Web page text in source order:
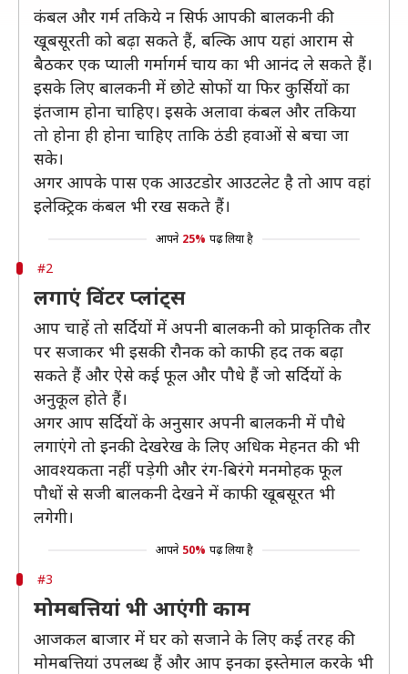
कंबल और गर्म तकिये न सिर्फ आपकी बालकनी की
खूबसूरती को बढ़ा सकते हैं, बल्कि आप यहां आराम से
बैठकर एक प्याली गर्मागर्म चाय का भी आनंद ले सकते हैं।
इसके लिए बालकनी में छोटे सोफों या फिर कुर्सियों का
इंतजाम होना चाहिए। इसके अलावा कंबल और तकिया
तो होना ही होना चाहिए ताकि ठंडी हवाओं से बचा जा
सके।
अगर आपके पास एक आउटडोर आउटलेट है तो आप वहां
इलेक्ट्रिक कंबल भी रख सकते हैं।
आपने 25% पढ़ लिया है
#2
लगाएं विंटर प्लांट्स
आप चाहें तो सर्दियों में अपनी बालकनी को प्राकृतिक तौर
पर सजाकर भी इसकी रौनक को काफी हद तक बढ़ा
सकते हैं और ऐसे कई फूल और पौधे हैं जो सर्दियों के
अनुकूल होते हैं।
अगर आप सर्दियों के अनुसार अपनी बालकनी में पौधे
लगाएंगे तो इनकी देखरेख के लिए अधिक मेहनत की भी
आवश्यकता नहीं पड़ेगी और रंग-बिरंगे मनमोहक फूल
पौधों से सजी बालकनी देखने में काफी खूबसूरत भी
लगेगी।
आपने 50% पढ़ लिया है
#3
मोमबत्तियां भी आएंगी काम
आजकल बाजार में घर को सजाने के लिए कई तरह की
मोमबत्तियां उपलब्ध हैं और आप इनका इस्तेमाल करके भी